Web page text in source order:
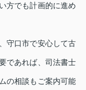
方でも計画的に進め
守口市で安心して古
であれば、司法書士
の相談もご案内可能